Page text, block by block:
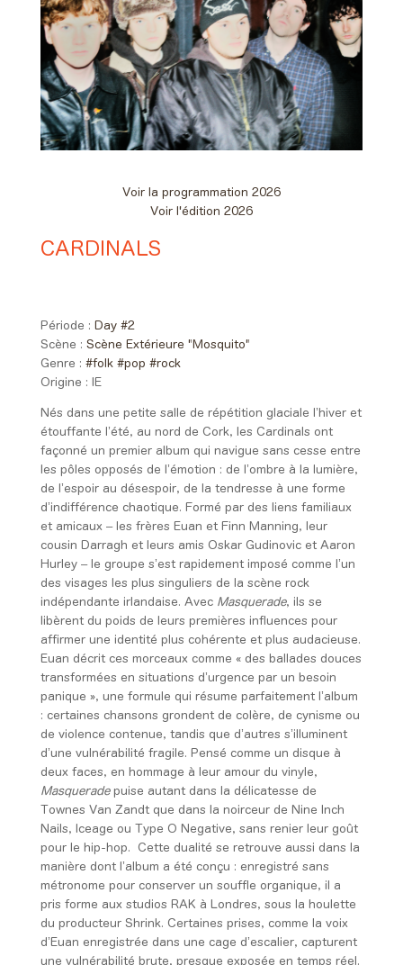
Voir la programmation 2026
Voir l'édition 2026
CARDINALS
Période :
Day #2
Scène : Scène Extérieure "Mosquito"
Genre : #folk #pop #rock
Origine :
IE
Nés dans une petite salle de répétition glaciale l’hiver et
étouffante l’été, au nord de Cork, les Cardinals ont
façonné un premier album qui navigue sans cesse entre
les pôles opposés de l’émotion : de l’ombre à la lumière,
de l’espoir au désespoir, de la tendresse à une forme
d’indifférence chaotique. Formé par des liens familiaux
et amicaux – les frères Euan et Finn Manning, leur
cousin Darragh et leurs amis Oskar Gudinovic et Aaron
Hurley – le groupe s’est rapidement imposé comme l’un
des visages les plus singuliers de la scène rock
indépendante irlandaise. Avec Masquerade, ils se
libèrent du poids de leurs premières influences pour
affirmer une identité plus cohérente et plus audacieuse.
Euan décrit ces morceaux comme « des ballades douces
transformées en situations d’urgence par un besoin
panique », une formule qui résume parfaitement l’album
: certaines chansons grondent de colère, de cynisme ou
de violence contenue, tandis que d’autres s’illuminent
d’une vulnérabilité fragile. Pensé comme un disque à
deux faces, en hommage à leur amour du vinyle,
Masqueradepuise autant dans la délicatesse de
Townes Van Zandt que dans la noirceur de Nine Inch
Nails, Iceage ou Type O Negative, sans renier leur goût
pour le hip-hop.
Cette dualité se retrouve aussi dans la
manière dont l’album a été conçu : enregistré sans
métronome pour conserver un souffle organique, il a
pris forme aux studios RAK à Londres, sous la houlette
du producteur Shrink. Certaines prises, comme la voix
d’Euan enregistrée dans une cage d’escalier, capturent
une vulnérabilité brute, presque exposée en temps réel.